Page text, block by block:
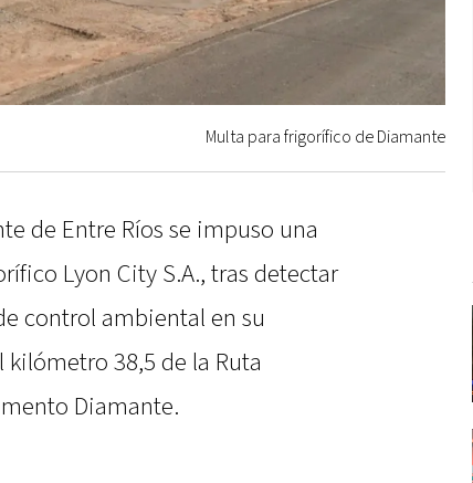
Multa para frigorífico de Diamante
de Entre Ríos se impuso una
Lyon City S.A., tras detectar
control ambiental en su
38,5 de la Ruta
Diamante.